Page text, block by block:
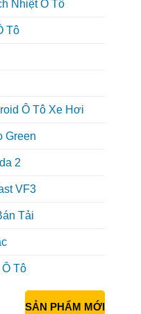
Nhiệt Ô Tô
Tô
Ô Tô Xe Hơi
Green
2
VF3
Tải
Tô
SẢN PHẨM MỚI